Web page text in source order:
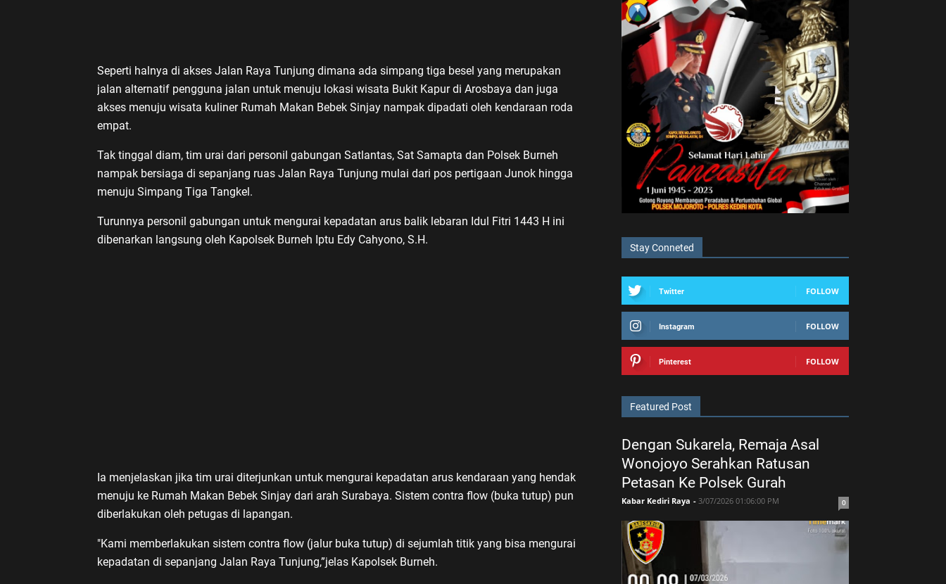
Seperti halnya di akses Jalan Raya Tunjung dimana ada simpang tiga besel yang merupakan
jalan alternatif pengguna jalan untuk menuju lokasi wisata Bukit Kapur di Arosbaya dan juga
akses menuju wisata kuliner Rumah Makan Bebek Sinjay nampak dipadati oleh kendaraan roda
empat.
Tak tinggal diam, tim urai dari personil gabungan Satlantas, Sat Samapta dan Polsek Burneh
nampak bersiaga di sepanjang ruas Jalan Raya Tunjung mulai dari pos pertigaan Junok hingga
menuju Simpang Tiga Tangkel.
Turunnya personil gabungan untuk mengurai kepadatan arus balik lebaran Idul Fitri 1443 H ini
dibenarkan langsung oleh Kapolsek Burneh Iptu Edy Cahyono, S.H.
Ia menjelaskan jika tim urai diterjunkan untuk mengurai kepadatan arus kendaraan yang hendak
menuju ke Rumah Makan Bebek Sinjay dari arah Surabaya. Sistem contra flow (buka tutup) pun
diberlakukan oleh petugas di lapangan.
"Kami memberlakukan sistem contra flow (jalur buka tutup) di sejumlah titik yang bisa mengurai
kepadatan di sepanjang Jalan Raya Tunjung,”jelas Kapolsek Burneh.
Stay Conneted
Twitter FOLLOW
Instagram FOLLOW
Pinterest FOLLOW
Featured Post
Dengan Sukarela, Remaja Asal
Wonojoyo Serahkan Ratusan
Petasan Ke Polsek Gurah
Kabar Kediri Raya - 3/07/2026 01:06:00 PM 0